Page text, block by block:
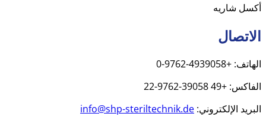
أكسل شاريه
الاتصال
الهاتف: +4939058-9762-0
الفاكس: +49 39058-9762-22
البريد الإلكتروني: info@shp-steriltechnik.de